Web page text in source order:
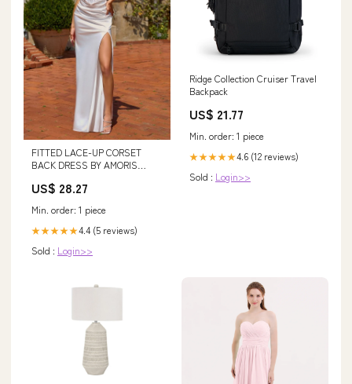
FITTED LACE-UP CORSET
BACK DRESS BY AMORIS
US$ 28.27
Min. order: 1 piece
★★★★★4.4 (5 reviews)
Sold : Login>>
Ridge Collection Cruiser Travel
Backpack
US$ 21.77
Min. order: 1 piece
★★★★★4.6 (12 reviews)
Sold : Login>>